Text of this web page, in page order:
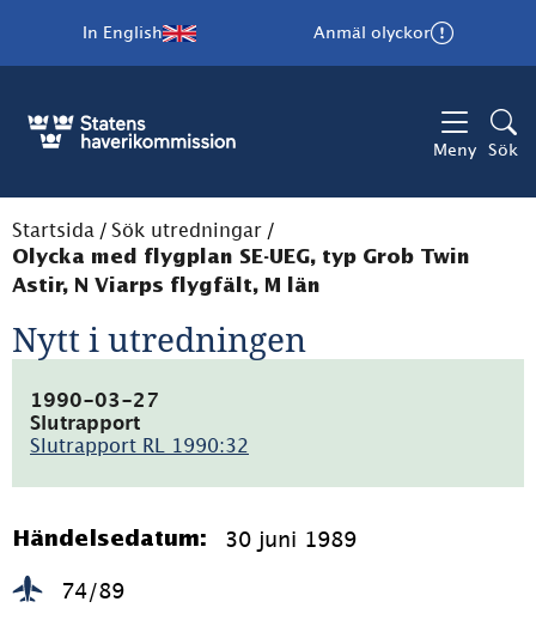
In English Anmäl olyckor
Meny Sök
Startsida / Sök utredningar /
Olycka med flygplan SE-UEG, typ Grob Twin
Astir, N Viarps flygfält, M län
Nytt i utredningen
1990-03-27
Slutrapport
Slutrapport RL 1990:32
2.8MB)
Händelsedatum: 30 juni 1989
74/89